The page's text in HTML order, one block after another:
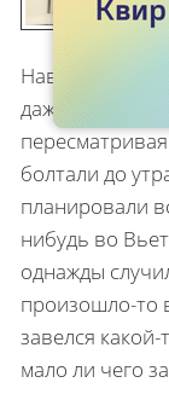
Наверное, в
даже так:
болтали до
планировали
нибудь во
однажды
произошло-то
завелся
мало ли чего